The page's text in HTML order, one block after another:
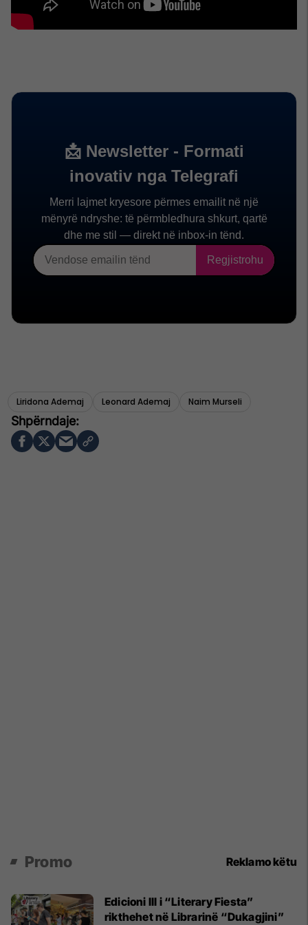
Liridona Ademaj Leonard Ademaj Naim Murseli
Promo Reklamo këtu
Edicioni III i “Literary Fiesta”
rikthehet në Librarinë “Dukagjini”